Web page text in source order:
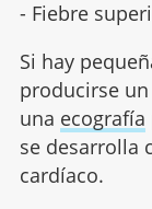
- Fiebre
Si hay
producirse
una ecografía
se desarrolla
cardíaco.